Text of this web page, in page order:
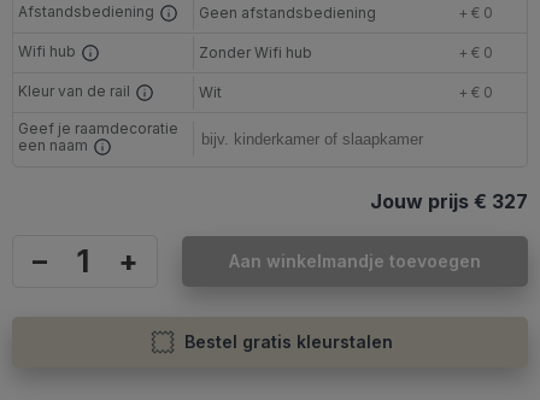
Afstandsbediening Geen afstandsbediening + € 0
Wifi hub Zonder Wifi hub + € 0
Kleur van de rail Wit
+ € 0
Geef je raamdecoratie
een naam
Jouw prijs € 327
– + Aan winkelmandje toevoegen
Bestel gratis kleurstalen